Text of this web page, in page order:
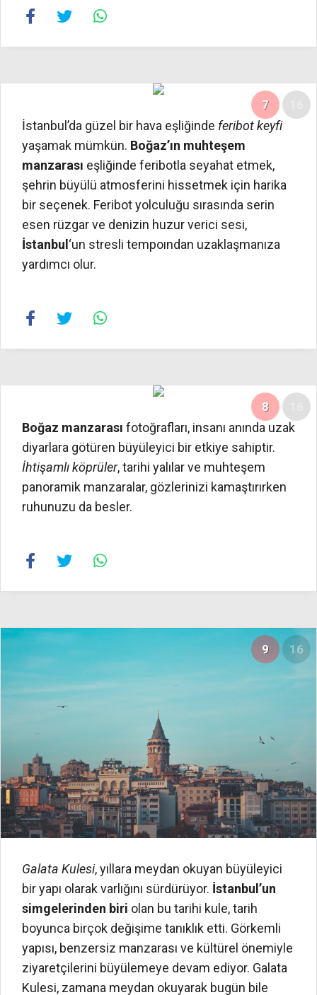
7
İstanbul’da güzel bir hava eşliğinde feribot keyfi
yaşamak mümkün. Boğaz’ın muhteşem
manzarası eşliğinde feribotla seyahat etmek,
şehrin büyülü atmosferini hissetmek için harika
bir seçenek. Feribot yolculuğu sırasında serin
esen rüzgar ve denizin huzur verici sesi,
İstanbul‘un stresli tempoından uzaklaşmanıza
yardımcı olur.
8
Boğaz manzarası fotoğrafları, insanı anında uzak
diyarlara götüren büyüleyici bir etkiye sahiptir.
İhtişamlı köprüler, tarihi yalılar ve muhteşem
panoramik manzaralar, gözlerinizi kamaştırırken
ruhunuzu da besler.
9 16
Galata Kulesi, yıllara meydan okuyan büyüleyici
bir yapı olarak varlığını sürdürüyor. İstanbul’un
simgelerinden biri olan bu tarihi kule, tarih
boyunca birçok değişime tanıklık etti. Görkemli
yapısı, benzersiz manzarası ve kültürel önemiyle
ziyaretçilerini büyülemeye devam ediyor. Galata
Kulesi, zamana meydan okuyarak bugün bile